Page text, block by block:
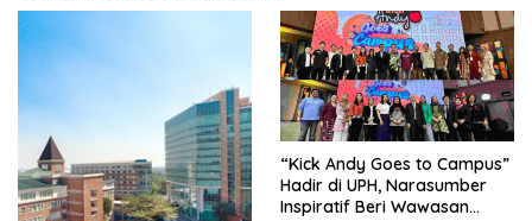
“Kick Andy Goes to Campus”
Hadir di UPH, Narasumber
Inspiratif Beri Wawasan